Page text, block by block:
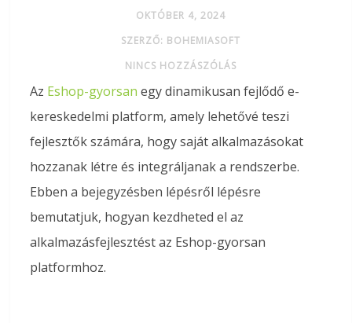
OKTÓBER 4, 2024
SZERZŐ: BOHEMIASOFT
NINCS HOZZÁSZÓLÁS
Az Eshop-gyorsan egy dinamikusan fejlődő e-
kereskedelmi platform, amely lehetővé teszi
fejlesztők számára, hogy saját alkalmazásokat
hozzanak létre és integráljanak a rendszerbe.
Ebben a bejegyzésben lépésről lépésre
bemutatjuk, hogyan kezdheted el az
alkalmazásfejlesztést az Eshop-gyorsan
platformhoz.